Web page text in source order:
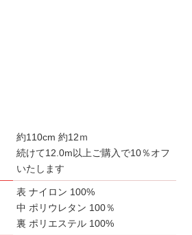
約110cm 約12ｍ
続けて12.0m以上ご購入で10％オフ
いたします
表 ナイロン 100%
中 ポリウレタン 100％
裏 ポリエステル 100%